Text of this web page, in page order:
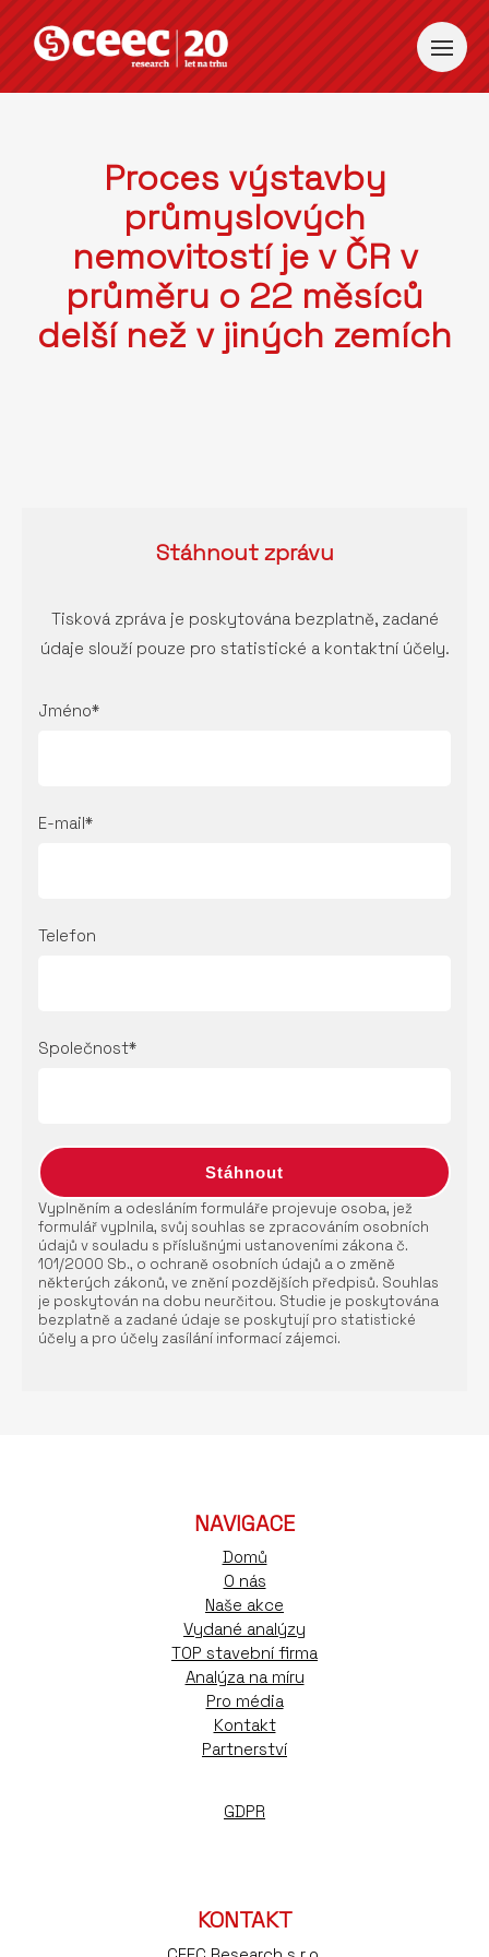
Proces výstavby
průmyslových
nemovitostí je v ČR v
průměru o 22 měsíců
delší než v jiných zemích
Stáhnoutzprávu
Tisková zpráva je poskytována bezplatně, zadané
údaje slouží pouze pro statistické a kontaktní účely.
Jméno*
E-mail*
Telefon
Společnost*
Vyplněním a odesláním formuláře projevuje osoba, jež
formulář vyplnila, svůj souhlas se zpracováním osobních
údajů v souladu s příslušnými ustanoveními zákona č.
101/2000 Sb., o ochraně osobních údajů a o změně
některých zákonů, ve znění pozdějších předpisů. Souhlas
je poskytován na dobu neurčitou. Studie je poskytována
bezplatně a zadané údaje se poskytují pro statistické
účely a pro účely zasílání informací zájemci.
NAVIGACE
Domů
O nás
Naše akce
Vydané analýzy
TOP stavební firma
Analýza na míru
Pro média
Kontakt
Partnerství
GDPR
KONTAKT